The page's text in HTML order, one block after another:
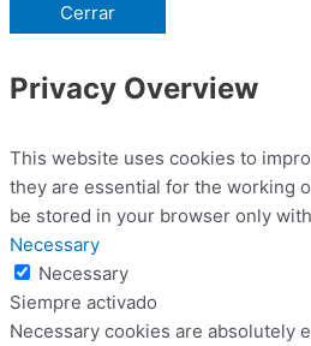
Cerrar
Privacy Overview
This website uses cookies to
they are essential for the working
be stored in your browser only
Necessary
Necessary
Siempre activado
Necessary cookies are absolutely